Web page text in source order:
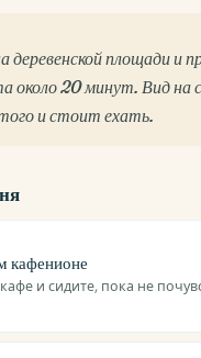
деревенской площади и
около 20 минут. Вид на
и стоит ехать.
кафенионе
и сидите, пока не